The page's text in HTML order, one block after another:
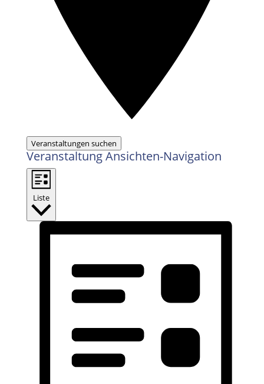
Veranstaltungen suchen
Veranstaltung Ansichten-Navigation
Liste